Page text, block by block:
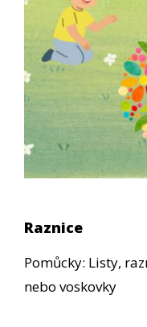
Raznice
Pomůcky: Listy,
nebo voskovky